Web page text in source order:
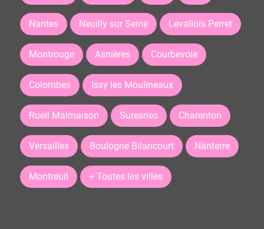
Nantes Neuilly sur Seine Levallois Perret
Montrouge Asnières Courbevoie
Colombes Issy les Moulineaux
Rueil Malmaison Suresnes Charenton
Versailles Boulogne Bilancourt Nanterre
Montreuil + Toutes les villes